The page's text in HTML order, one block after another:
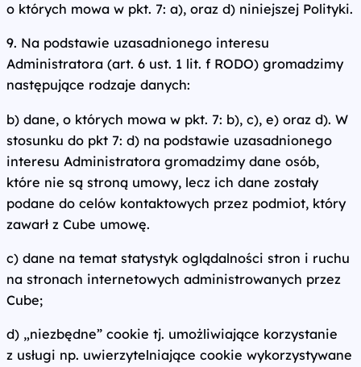
o których mowa w pkt. 7: a), oraz d) niniejszej Polityki.
9. Na podstawie uzasadnionego interesu
Administratora (art. 6 ust. 1 lit. f RODO) gromadzimy
następujące rodzaje danych:
b) dane, o których mowa w pkt. 7: b), c), e) oraz d). W
stosunku do pkt 7: d) na podstawie uzasadnionego
interesu Administratora gromadzimy dane osób,
które nie są stroną umowy, lecz ich dane zostały
podane do celów kontaktowych przez podmiot, który
zawarł z Cube umowę.
c) dane na temat statystyk oglądalności stron i ruchu
na stronach internetowych administrowanych przez
Cube;
d) „niezbędne” cookie tj. umożliwiające korzystanie
z usługi np. uwierzytelniające cookie wykorzystywane